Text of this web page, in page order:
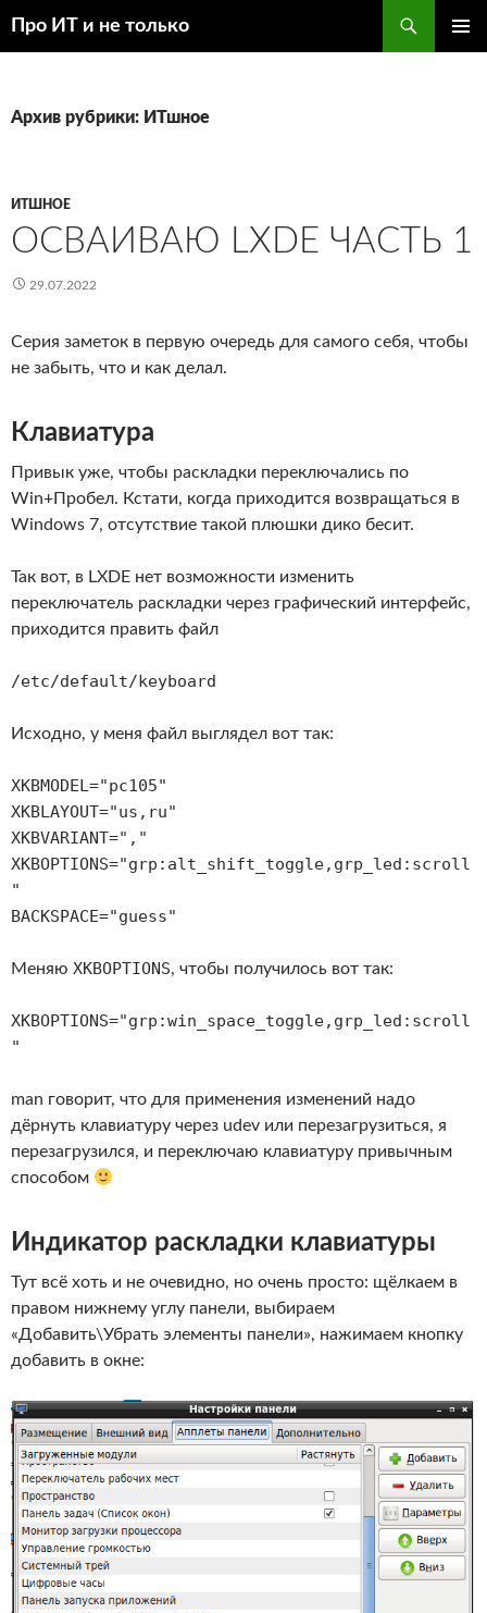
Про ИТ и не только
Архив рубрики: ИТшное
ИТШНОЕ
ОСВАИВАЮ LXDE ЧАСТЬ 1
29.07.2022
Серия заметок в первую очередь для самого себя, чтобы
не забыть, что и как делал.
Клавиатура
Привык уже, чтобы раскладки переключались по
Win+Пробел. Кстати, когда приходится возвращаться в
Windows 7, отсутствие такой плюшки дико бесит.
Так вот, в LXDE нет возможности изменить
переключатель раскладки через графический интерфейс,
приходится править файл
/etc/default/keyboard
Исходно, у меня файл выглядел вот так:
XKBMODEL="pc105"
XKBLAYOUT="us,ru"
XKBVARIANT=","
XKBOPTIONS="grp:alt_shift_toggle,grp_led:scroll
"
BACKSPACE="guess"
Меняю XKBOPTIONS, чтобы получилось вот так:
XKBOPTIONS="grp:win_space_toggle,grp_led:scroll
"
man говорит, что для применения изменений надо
дёрнуть клавиатуру через udev или перезагрузиться, я
перезагрузился, и переключаю клавиатуру привычным
способом
Индикатор раскладки клавиатуры
Тут всё хоть и не очевидно, но очень просто: щёлкаем в
правом нижнему углу панели, выбираем
«Добавить\Убрать элементы панели», нажимаем кнопку
добавить в окне: